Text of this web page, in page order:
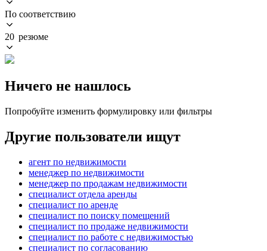
По соответствию
20 резюме
Ничего не нашлось
Попробуйте изменить формулировку или фильтры
Другие пользователи ищут
агент по недвижимости
менеджер по недвижимости
менеджер по продажам недвижимости
специалист отдела аренды
специалист по аренде
специалист по поиску помещений
специалист по продаже недвижимости
специалист по работе с недвижимостью
специалист по согласованию